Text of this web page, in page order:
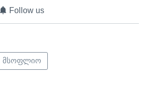
Follow us
მსოფლიო